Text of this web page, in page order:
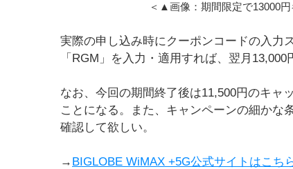
＜▲画像：期間限定で13000
実際の申し込み時にクーポンコードの入力
「RGM」を入力・適用すれば、翌月
なお、今回の期間終了後は11,500円のキャ
ことになる。また、キャンペーンの細かな
確認して欲しい。
→ BIGLOBE WiMAX +5G公式サイトはこち